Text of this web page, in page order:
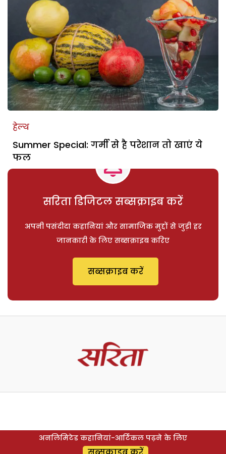
हेल्थ
Summer Special: गर्मी से है परेशान तो खाएं ये
फल
सरिता डिजिटल सब्सक्राइब करें
अपनी पसंदीदा कहानियां और सामाजिक मुद्दों से जुड़ी हर
जानकारी के लिए सब्सक्राइब करिए
सब्सक्राइब करें
अनलिमिटेड कहानियां-आर्टिकल पढ़ने के लिए